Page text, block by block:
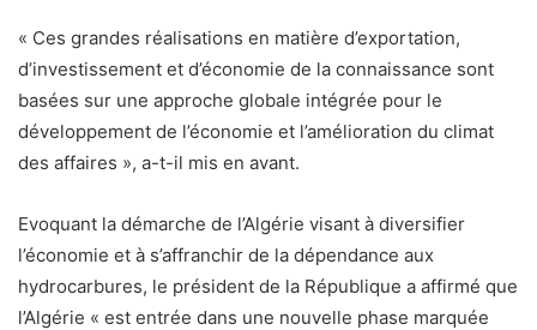
« Ces grandes réalisations en matière d’exportation,
d’investissement et d’économie de la connaissance sont
basées sur une approche globale intégrée pour le
développement de l’économie et l’amélioration du climat
des affaires », a-t-il mis en avant.
Evoquant la démarche de l’Algérie visant à diversifier
l’économie et à s’affranchir de la dépendance aux
hydrocarbures, le président de la République a affirmé que
l’Algérie « est entrée dans une nouvelle phase marquée